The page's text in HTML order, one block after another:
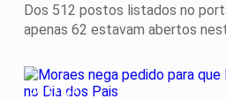
Dos 512 postos listados no
apenas 62 estavam abertos
JUSTIÇA